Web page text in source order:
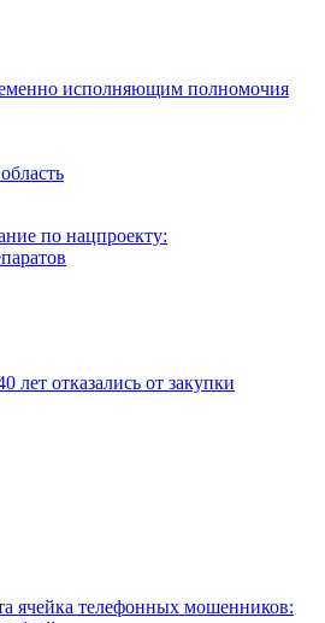
исполняющим полномочия
по нацпроекту:
отказались от закупки
ячейка телефонных мошенников: